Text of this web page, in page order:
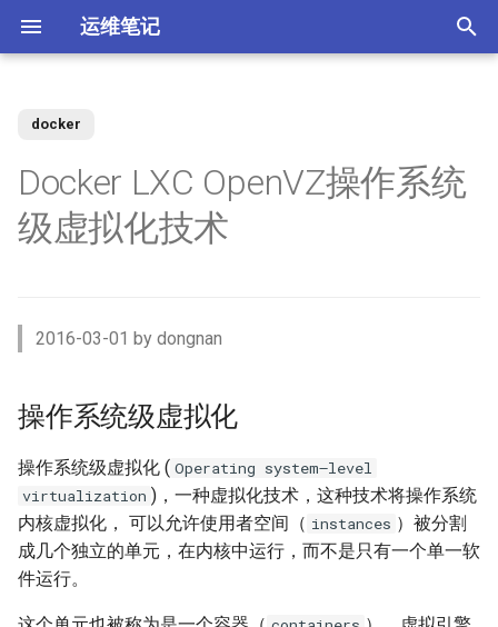
运维笔记
始
化
引
常用软件安装与配
使用 nrm 管理 npm 源
使用 Dify 开发AI应用
创建 AnythingLLM 个人知识
库
Docker
配置 rsyslog 为 iptables 日志
单独写入日志文件
如何设置 ftp 被动模式的
Ansible 使用循环完成重复性
任务
Ansible synchronize 模块
件
Kubernetes Ingress IP白名单
调度
Ingress 配置 SSL证书
Kubernetes 集群-更新证书
Vue 生产环境跨域 Nginx 配置
GoLang
使用pyenv 管理Python环境
Flask框架中使用Redis(三)
Flask框架中使用Redis(二)
XenServer 7 配置MPIO多路
径
XenServer 配置NTP服务
XenServer 配置DNS服务
XenServer删除只有一台主机
的主机池
XenServer 虚拟机安装 guest-
upstream
Nginx 缓存服务器(番外)定制
Nginx client intended to send
Nginx 反向代理 Tomcat 错误
示例
Nginx 配置 WebSocket
误
如何找到 Redis 中的较大的
发 ERROR 3105 (HY000) 错误
如何使用 Sysbench 对 Mysql
进行压力测试？
Mysql initialization 重新初始
盘空间？
Ubuntu 思维导图软件
Ubuntu系统sublime使用中文
Chrome 浏览器安装
SwitchyOmega插件
Ubuntu 安装 flash浏览器插件
Ubuntu 16.04 终端使用多标签
使用场景
使用阿里云IPSEC-VPN 建立
如何设置 Cisco 交换机时间?
ping Time to live exceeded
TCP time wait bucket table
存
使用JenkinsFile构建golang项
构建的区别
Docker (DinD) 模式
如何解决 Jenkins 磁盘不足问
题？
Jenkins 配置 Nodejs 持续集
成
如何使用 Docker-Compose
部署 Zabbix 监控系统？
使用 Docker部署zabbix监控
使用 Docker部署 Zabbix
Zabbix web scenarios
Zabbix latest data 排错好帮手
Zabbix 监控 Mysql慢查询日
Gogs？
如何撤销 Git 暂存文件？
如何解决 git merger 冲突？
箱？
Git 强制 push 远程分支
Git clone 指定的分支
Git 更改远程地址协议
MooseFS 2.x Chunk维护模式
MooseFS 2.x 在线扩容
MooseFS 2.x 垃圾回收时间
MooseFS 2.x 常用命令
MooseFS 2.x 关闭及启动顺序
存储空间
Windows Server Backup 备份
聚合
池
Windows Server 2012R2
iSCSI
Windows Server 2012R2
MPIO
Memcached UDP反射攻击漏
洞
如何隐藏 Tomcat 容器版本信
Tomcat安全漏洞CVE-2017-
Jenkins升级CVE-2017-
1000353
阿里云盾发现WebShell处理
过程
docker
Docker LXC OpenVZ操作系统
级虚拟化技术
2016-03-01 by dongnan
操作系统级虚拟化
操作系统级虚拟化 ( Operating system–level
virtualization )，一种虚拟化技术，这种技术将操作系统
内核虚拟化， 可以允许使用者空间（ instances ）被分割
成几个独立的单元，在内核中运行，而不是只有一个单一软
件运行。